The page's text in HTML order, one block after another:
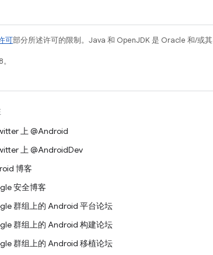
可部分所述许可的限制。Java 和 OpenJDK 是 Oracle 和/或其
上 @Android
上 @AndroidDev
博客
安全博客
群组上的 Android 平台论坛
群组上的 Android 构建论坛
群组上的 Android 移植论坛